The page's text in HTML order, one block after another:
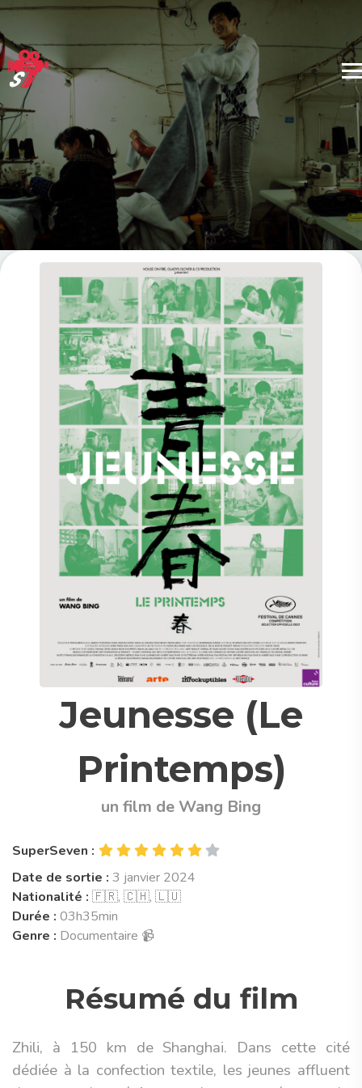
Jeunesse (Le
Printemps)
un film de Wang Bing
SuperSeven :
Date de sortie : 3 janvier 2024
Nationalité : 🇫🇷, 🇨🇭, 🇱🇺
Durée : 03h35min
Genre : Documentaire 📹
Résumé du film
Zhili, à 150 km de Shanghai. Dans cette cité
dédiée à la confection textile, les jeunes affluent